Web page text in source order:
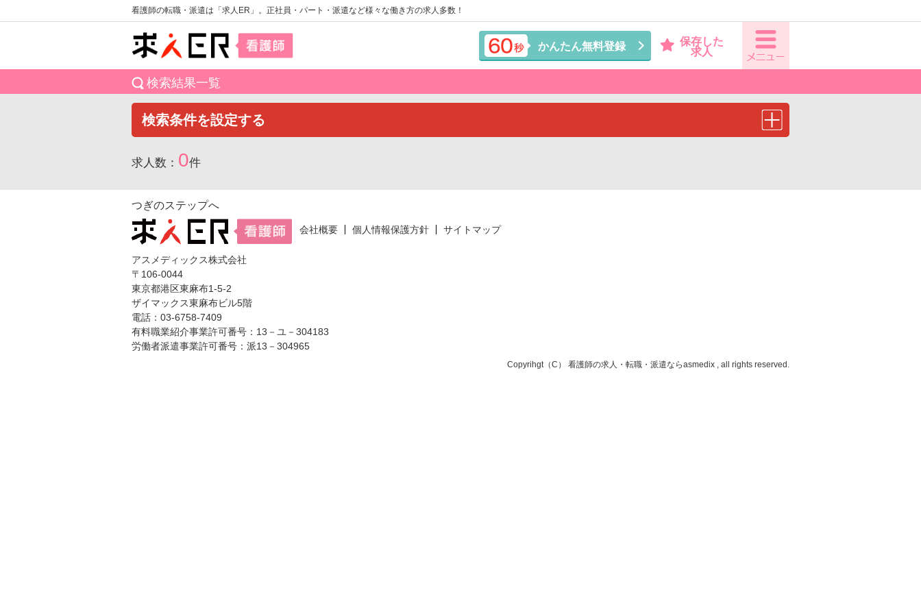
看護師の転職・派遣は「求人ER」。正社員・パート・派遣など様々な働き方の求人多数！
かんたん無料登録
保存した
求人
検索結果一覧
検索条件を設定する
求人数： 0件
つぎのステップへ
会社概要 個人情報保護方針 サイトマップ
アスメディックス株式会社
〒106-0044
東京都港区東麻布1-5-2
ザイマックス東麻布ビル5階
電話：03-6758-7409
有料職業紹介事業許可番号：13－ユ－304183
労働者派遣事業許可番号：派13－304965
Copyrihgt（C） 看護師の求人・転職・派遣ならasmedix , all rights reserved.